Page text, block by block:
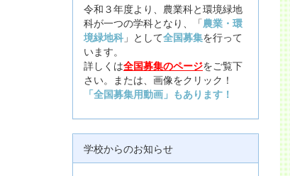
令和３年度より、農業科と環境緑地
科が一つの学科となり、「農業・環
境緑地科 」として全国募集を行って
います。
詳しくは全国募集のページをご覧下
さい。または、画像をクリック！
「全国募集用動画」もあります！
学校からのお知らせ